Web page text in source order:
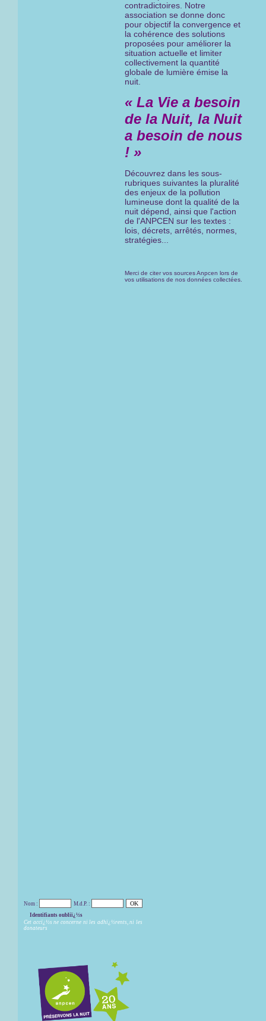
contradictoires. Notre
association se donne donc
pour objectif la convergence et
la cohérence des solutions
proposées pour améliorer la
situation actuelle et limiter
collectivement la quantité
globale de lumière émise la
nuit.
« La Vie a besoin
de la Nuit, la Nuit
a besoin de nous
! »
Découvrez dans les sous-
rubriques suivantes la pluralité
des enjeux de la pollution
lumineuse dont la qualité de la
nuit dépend, ainsi que l'action
de l'ANPCEN sur les textes :
lois, décrets, arrêtés, normes,
stratégies...
Merci de citer vos sources Anpcen lors de
vos utilisations de nos données collectées.
Nom :
M.d.P. :
Identifiants oubliï¿½s
Cet accï¿½s ne concerne ni les adhï¿½rents, ni les
donateurs